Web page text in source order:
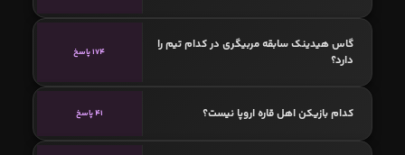
گاس هیدینک سابقه مربیگری در کدام تیم را
دارد؟
174 پاسخ
کدام بازیکن اهل قاره اروپا نیست؟ 41 پاسخ